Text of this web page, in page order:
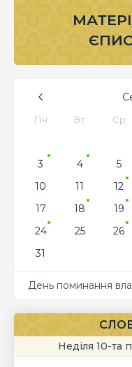
Пн Вт Ср
3
4 5
10
11 12
17
18 19
24
25 26
31
День поминання
Неділя 10-та